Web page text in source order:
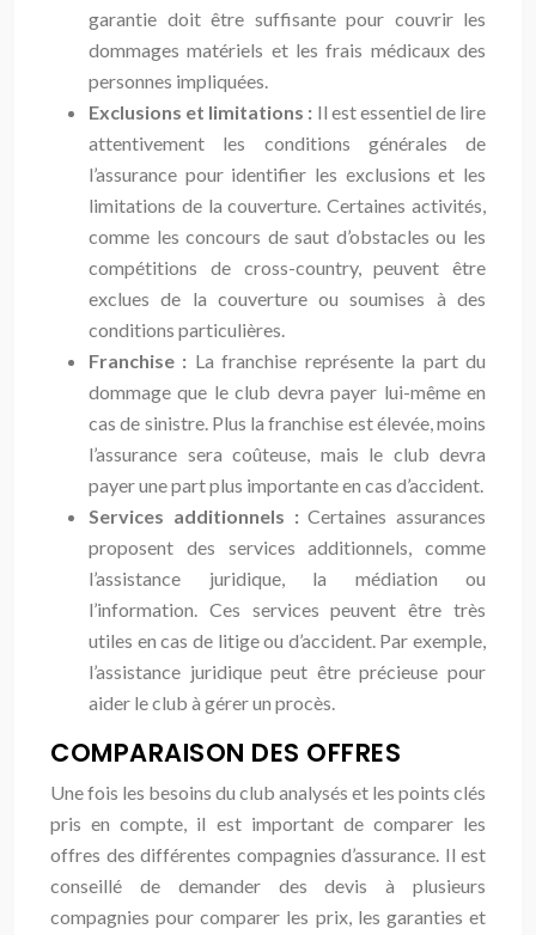
garantie doit être suffisante pour couvrir les
dommages matériels et les frais médicaux des
personnes impliquées.
Exclusions et limitations : Il est essentiel de lire
attentivement les conditions générales de
l’assurance pour identifier les exclusions et les
limitations de la couverture. Certaines activités,
comme les concours de saut d’obstacles ou les
compétitions de cross-country, peuvent être
exclues de la couverture ou soumises à des
conditions particulières.
Franchise : La franchise représente la part du
dommage que le club devra payer lui-même en
cas de sinistre. Plus la franchise est élevée, moins
l’assurance sera coûteuse, mais le club devra
payer une part plus importante en cas d’accident.
Services additionnels :Certaines assurances
proposent des services additionnels, comme
l’assistance juridique, la médiation ou
l’information. Ces services peuvent être très
utiles en cas de litige ou d’accident. Par exemple,
l’assistance juridique peut être précieuse pour
aider le club à gérer un procès.
COMPARAISON DES OFFRES
Une fois les besoins du club analysés et les points clés
pris en compte, il est important de comparer les
offres des différentes compagnies d’assurance. Il est
conseillé de demander des devis à plusieurs
compagnies pour comparer les prix, les garanties et